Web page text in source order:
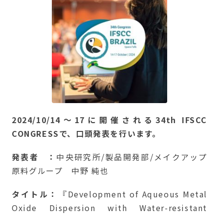
2024/10/14～17に開催される34th IFSCC
CONGRESSで、口頭発表を行います。
発表者 ： 中央研究所/製品開発部/メイクアップ
原料グループ 中野 純也
タイトル：
『Development of Aqueous Metal
Oxide Dispersion with Water-resistant